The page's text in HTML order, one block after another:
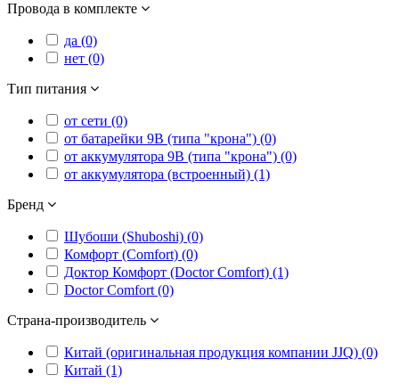
Провода в комплекте
да (0)
нет (0)
Тип питания
от сети (0)
от батарейки 9В (типа "крона") (0)
от аккумулятора 9В (типа "крона") (0)
от аккумулятора (встроенный) (1)
Бренд
Шубоши (Shuboshi) (0)
Комфорт (Comfort) (0)
Доктор Комфорт (Doctor Comfort) (1)
Doctor Comfort (0)
Страна-производитель
Китай (оригинальная продукция компании JJQ) (0)
Китай (1)